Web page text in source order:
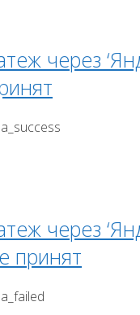
через
через
принят